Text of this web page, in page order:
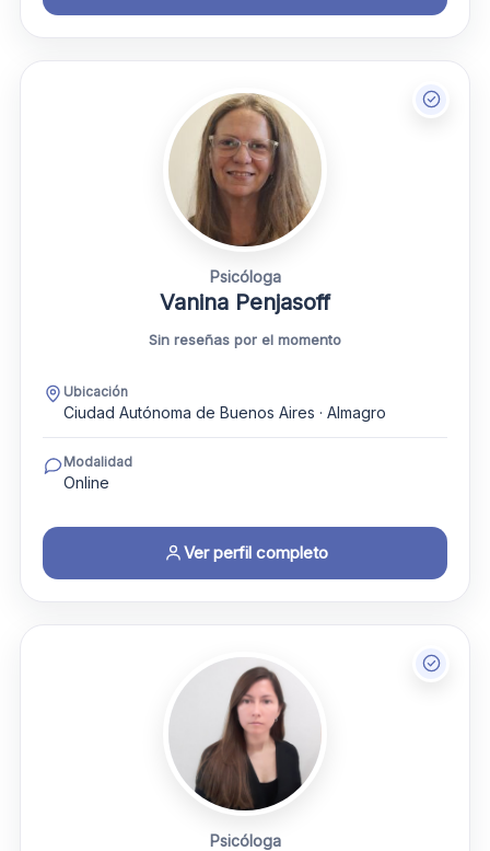
Psicóloga
Vanina Penjasoff
Sin reseñas por el momento
Ubicación
Ciudad Autónoma de Buenos Aires · Almagro
Modalidad
Online
Ver perfil completo
Psicóloga